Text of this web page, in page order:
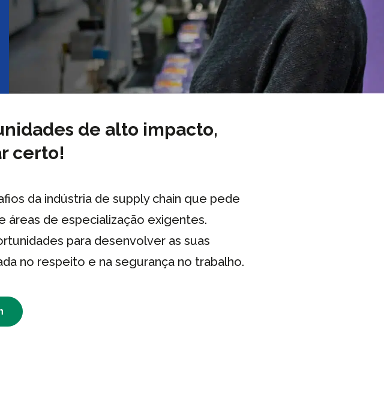
de alto impacto,
certo!
da indústria de supply chain que pede
de especialização exigentes.
para desenvolver as suas
no respeito e na segurança no trabalho.